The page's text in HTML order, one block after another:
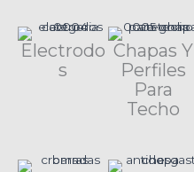
Electrodo
s
Chapas Y
Perfiles
Para
Techo